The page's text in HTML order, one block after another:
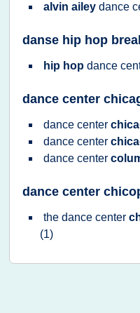
alvin ailey dance
danse hip hop
hip hop dance
dance center
dance center
dance center
dance center
dance center
the dance center
(1)